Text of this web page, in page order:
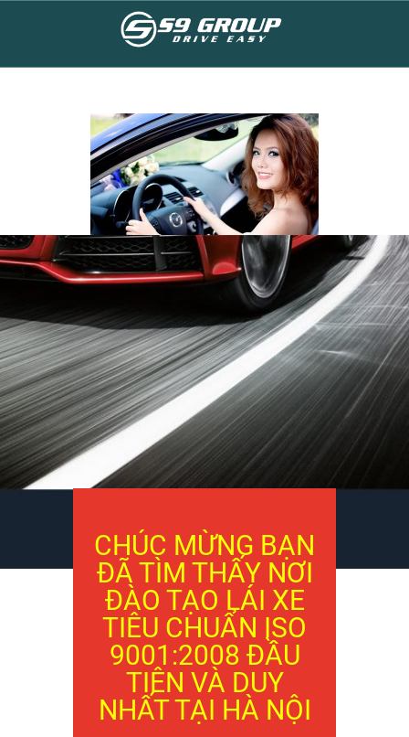
KHÓA HỌC ĐÀO TẠO
BẰNG LÁI XE B1 - B2
CHÚC MỪNG BẠN
ĐÃ TÌM THẤY NƠI
ĐÀO TẠO LÁI XE
TIÊU CHUẨN ISO
9001:2008 ĐẦU
TIÊN VÀ DUY
NHẤT TẠI HÀ NỘI